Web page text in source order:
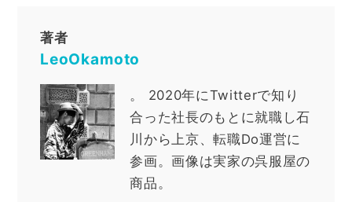
著者
LeoOkamoto
。 2020年にTwitterで知り
合った社長のもとに就職し石
川から上京、転職Do運営に
参画。画像は実家の呉服屋の
商品。